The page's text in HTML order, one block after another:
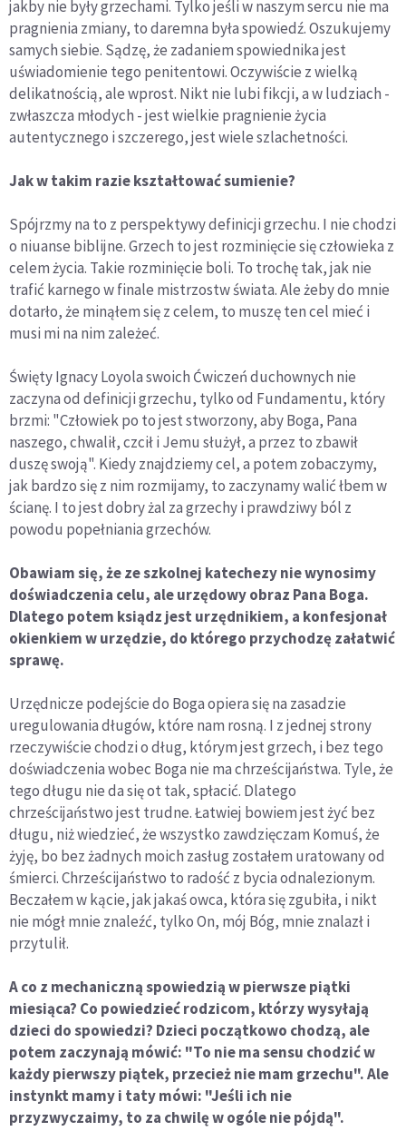
jakby nie były grzechami. Tylko jeśli w naszym sercu nie ma
pragnienia zmiany, to daremna była spowiedź. Oszukujemy
samych siebie. Sądzę, że zadaniem spowiednika jest
uświadomienie tego penitentowi. Oczywiście z wielką
delikatnością, ale wprost. Nikt nie lubi fikcji, a w ludziach -
zwłaszcza młodych - jest wielkie pragnienie życia
autentycznego i szczerego, jest wiele szlachetności.
Jak w takim razie kształtować sumienie?
Spójrzmy na to z perspektywy definicji grzechu. I nie chodzi
o niuanse biblijne. Grzech to jest rozminięcie się człowieka z
celem życia. Takie rozminięcie boli. To trochę tak, jak nie
trafić karnego w finale mistrzostw świata. Ale żeby do mnie
dotarło, że minąłem się z celem, to muszę ten cel mieć i
musi mi na nim zależeć.
Święty Ignacy Loyola swoich Ćwiczeń duchownych nie
zaczyna od definicji grzechu, tylko od Fundamentu, który
brzmi: "Człowiek po to jest stworzony, aby Boga, Pana
naszego, chwalił, czcił i Jemu służył, a przez to zbawił
duszę swoją". Kiedy znajdziemy cel, a potem zobaczymy,
jak bardzo się z nim rozmijamy, to zaczynamy walić łbem w
ścianę. I to jest dobry żal za grzechy i prawdziwy ból z
powodu popełniania grzechów.
Obawiam się, że ze szkolnej katechezy nie wynosimy
doświadczenia celu, ale urzędowy obraz Pana Boga.
Dlatego potem ksiądz jest urzędnikiem, a konfesjonał
okienkiem w urzędzie, do którego przychodzę załatwić
sprawę.
Urzędnicze podejście do Boga opiera się na zasadzie
uregulowania długów, które nam rosną. I z jednej strony
rzeczywiście chodzi o dług, którym jest grzech, i bez tego
doświadczenia wobec Boga nie ma chrześcijaństwa. Tyle, że
tego długu nie da się ot tak, spłacić. Dlatego
chrześcijaństwo jest trudne. Łatwiej bowiem jest żyć bez
długu, niż wiedzieć, że wszystko zawdzięczam Komuś, że
żyję, bo bez żadnych moich zasług zostałem uratowany od
śmierci. Chrześcijaństwo to radość z bycia odnalezionym.
Beczałem w kącie, jak jakaś owca, która się zgubiła, i nikt
nie mógł mnie znaleźć, tylko On, mój Bóg, mnie znalazł i
przytulił.
A co z mechaniczną spowiedzią w pierwsze piątki
miesiąca? Co powiedzieć rodzicom, którzy wysyłają
dzieci do spowiedzi? Dzieci początkowo chodzą, ale
potem zaczynają mówić: "To nie ma sensu chodzić w
każdy pierwszy piątek, przecież nie mam grzechu". Ale
instynkt mamy i taty mówi: "Jeśli ich nie
przyzwyczaimy, to za chwilę w ogóle nie pójdą".